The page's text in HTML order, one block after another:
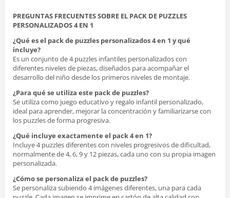
PREGUNTAS FRECUENTES SOBRE EL PACK DE PUZZLES
PERSONALIZADOS 4 EN 1
¿Qué es el pack de puzzles personalizados 4 en 1 y qué
incluye?
Es un conjunto de 4 puzzles infantiles personalizados con
diferentes niveles de piezas, diseñados para acompañar el
desarrollo del niño desde los primeros niveles de montaje.
¿Para qué se utiliza este pack de puzzles?
Se utiliza como juego educativo y regalo infantil personalizado,
ideal para aprender, mejorar la concentración y familiarizarse con
los puzzles de forma progresiva.
¿Qué incluye exactamente el pack 4 en 1?
Incluye 4 puzzles diferentes con niveles progresivos de dificultad,
normalmente de 4, 6, 9 y 12 piezas, cada uno con su propia imagen
personalizada.
¿Cómo se personaliza el pack de puzzles?
Se personaliza subiendo 4 imágenes diferentes, una para cada